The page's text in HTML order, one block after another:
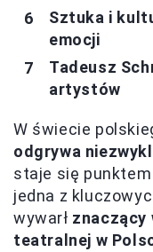
Sztuka i
emocji
Tadeusz
artystów
W świecie
odgrywa
staje się
jedna z
wywarł znaczący
teatralnej w